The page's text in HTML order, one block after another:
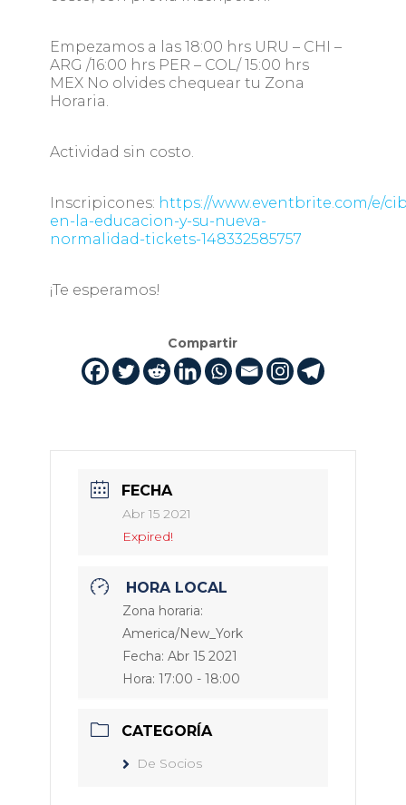
Empezamos a las 18:00 hrs URU – CHI –
ARG /16:00 hrs PER – COL/ 15:00 hrs
MEX No olvides chequear tu Zona
Horaria.
Actividad sin costo.
Inscripicones: https://www.eventbrite.com/e/
en-la-educacion-y-su-nueva-
normalidad-tickets-148332585757
¡Te esperamos!
Compartir
FECHA
Abr 15 2021
Expired!
HORA LOCAL
Zona horaria:
America/New_York
Fecha: Abr 15 2021
Hora: 17:00 - 18:00
CATEGORÍA
De Socios